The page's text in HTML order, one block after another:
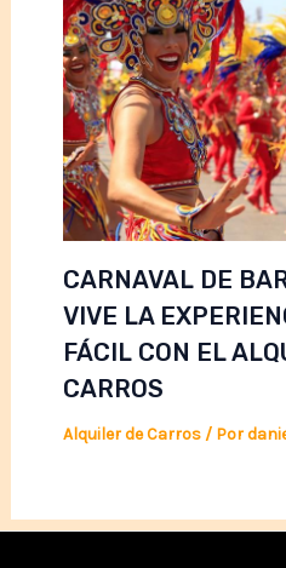
CARNAVAL DE
VIVE LA
FÁCIL CON EL
CARROS
Alquiler de Carros/ Por